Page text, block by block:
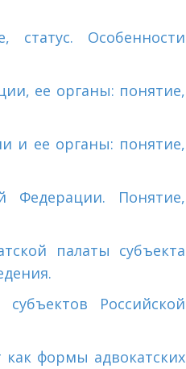
статус. Особенности
ее органы: понятие,
и ее органы: понятие,
Федерации. Понятие,
палаты субъекта
Российской
как формы адвокатских